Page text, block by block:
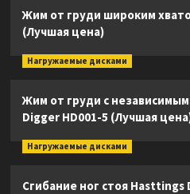
Жим от груди широким
(Лучшая цена)
Нагружаемые дисками
Жим от груди с
Digger HD001-5 (Лучшая
Нагружаемые дисками
Сгибание ног стоя Hasttings